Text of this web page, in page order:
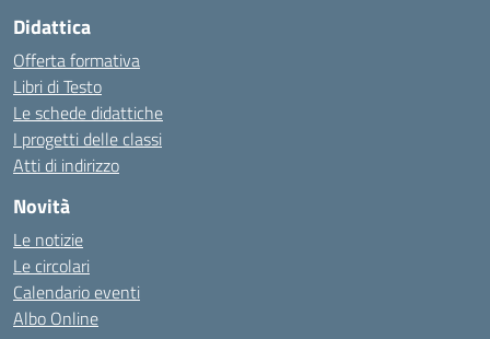
Didattica
Offerta formativa
Libri di Testo
Le schede didattiche
I progetti delle classi
Atti di indirizzo
Novità
Le notizie
Le circolari
Calendario eventi
Albo Online